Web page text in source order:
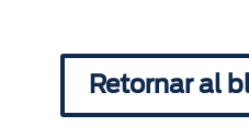
Retornar al